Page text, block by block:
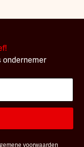
ondernemer
voorwaarden